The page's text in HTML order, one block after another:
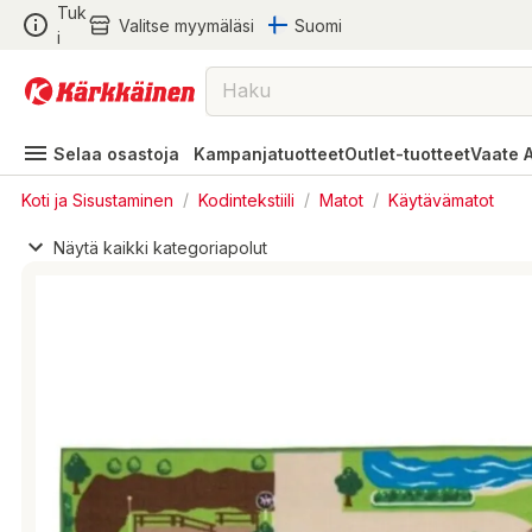
Tuk
i
Valitse myymäläsi Suomi
Selaa osastoja KampanjatuotteetOutlet-tuotteetVaate
Koti ja Sisustaminen / Kodintekstiili / Matot / Käytävämatot
Näytä kaikki kategoriapolut